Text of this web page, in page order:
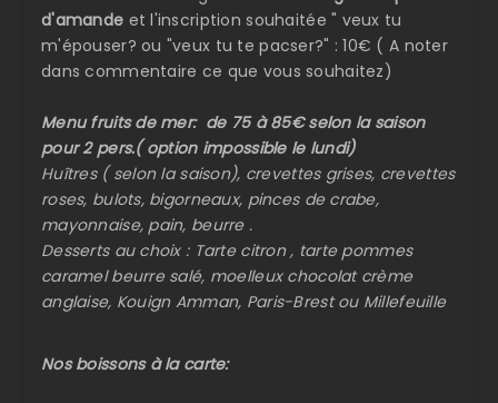
d'amande et l'inscription souhaitée " veux tu
m'épouser? ou "veux tu te pacser?" : 10€ ( A noter
dans commentaire ce que vous souhaitez)
Menu fruits de mer: de 75 à 85€ selon la saison
pour 2 pers.( option impossible le lundi)
Huîtres ( selon la saison), crevettes grises, crevettes
roses, bulots, bigorneaux, pinces de crabe,
mayonnaise, pain, beurre .
Desserts au choix : Tarte citron , tarte pommes
caramel beurre salé, moelleux chocolat crème
anglaise, Kouign Amman, Paris-Brest ou Millefeuille
Nos boissons à la carte: